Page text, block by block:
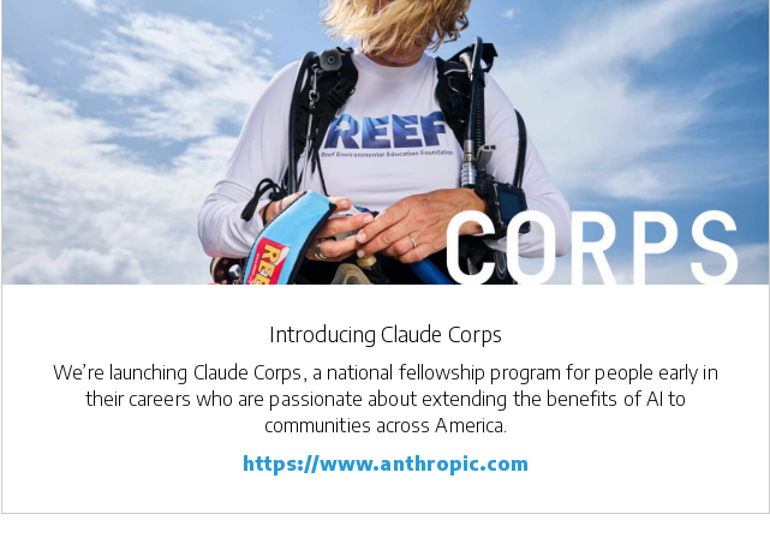
Introducing Claude Corps
We’re launching Claude Corps, a national fellowship program for people early in
their careers who are passionate about extending the benefits of AI to
communities across America.
https://www.anthropic.com